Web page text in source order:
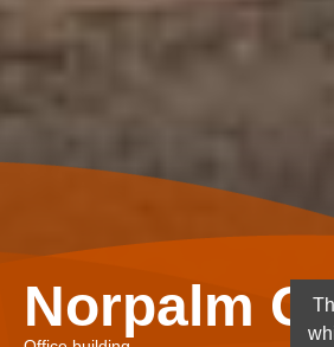
Norpalm